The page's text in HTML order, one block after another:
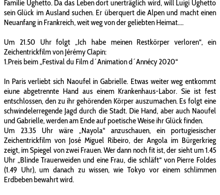
Familie Ughetto. Da das Leben dort unerträglich wird, will Luigi Ughetto
sein Glück im Ausland suchen. Er überquert die Alpen und macht einen
Neuanfang in Frankreich, weit weg von der geliebten Heimat....
Um 21.50 Uhr folgt „Ich habe meinen Restkörper verloren“, ein
Zeichentrickfilm von Jérémy Clapin:
1.Preis beim „Festival du Film d´Animation d´Annécy 2020“
In Paris verliebt sich Naoufel in Gabrielle. Etwas weiter weg entkommt
eiune abgetrennte Hand aus einem Krankenhaus-Labor. Sie ist fest
entschlossen, den zu ihr gehörenden Körper auszumachen. Es folgt eine
schwindelerregende Jagd durch die Stadt. Die Hand, aber auch Naoufel
und Gabrielle, werden am Ende auf poetische Weise ihr Glück finden.
Um 23.35 Uhr wäre „Nayola“ anzuschauen, ein portugiesischer
Zeichentrickfilm von José Miguel Ribeiro, der Angola im Bürgerkrieg
zeigt, im Spiegel von zwei Frauen. Wer dann noch fit ist, der sieht um 1.45
Uhr „Blinde Trauerweiden und eine Frau, die schläft“ von Pierre Foldes
(1.49 Uhr), um danach zu wissen, wie Tokyo vor einem schlimmen
Erdbeben bewahrt wird.